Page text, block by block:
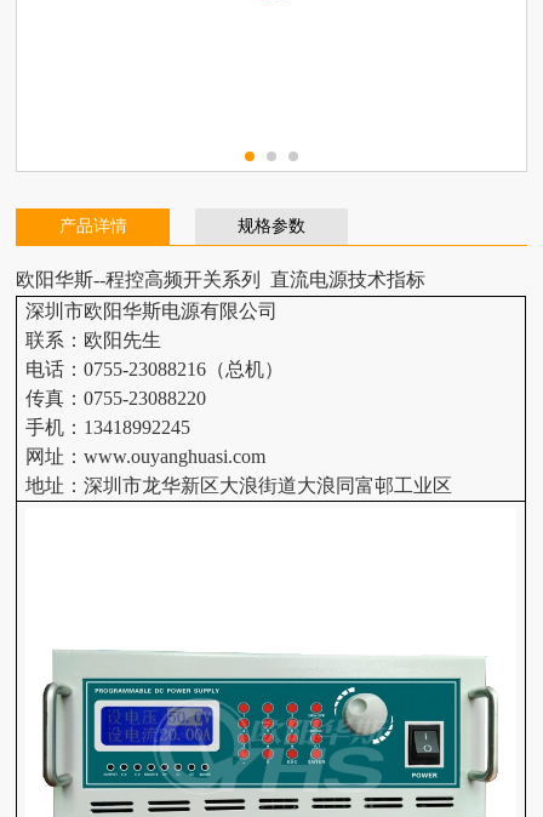
产品详情 规格参数
欧阳华斯--程控高频开关系列
直流电源技术指标
深圳市欧阳华斯电源有限公司
联系：欧阳先生
电话：0755-23088216（总机）
传真：0755-23088220
手机：13418992245
网址：www.ouyanghuasi.com
地址：深圳市龙华新区大浪街道大浪同富邨工业区